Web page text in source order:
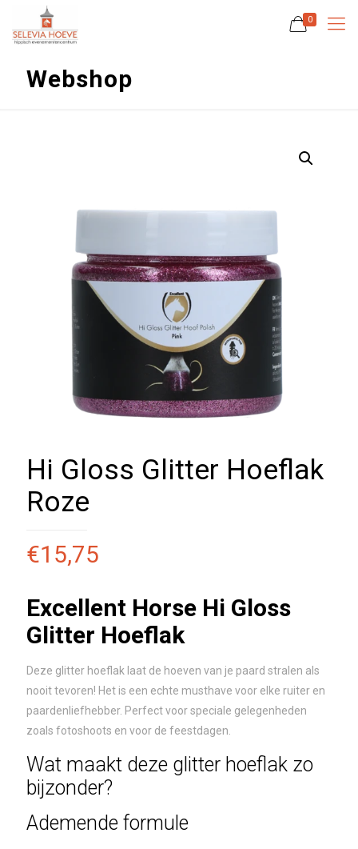
0
Webshop
Hi Gloss Glitter Hoeflak
Roze
€15,75
Excellent Horse Hi Gloss
Glitter Hoeflak
Deze glitter hoeflak laat de hoeven van je paard stralen als
nooit tevoren! Het is een echte musthave voor elke ruiter en
paardenliefhebber. Perfect voor speciale gelegenheden
zoals fotoshoots en voor de feestdagen.
Wat maakt deze glitter hoeflak zo
bijzonder?
Ademende formule